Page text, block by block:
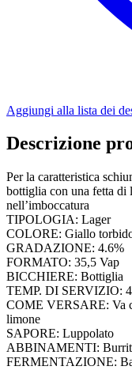
Aggiungi alla lista dei
Descrizione
Per la caratteristica
bottiglia con una fetta di
nell’imboccatura
TIPOLOGIA: Lager
COLORE: Giallo
GRADAZIONE: 4.6%
FORMATO: 35,5 Vap
BICCHIERE: Bottiglia
TEMP. DI SERVIZIO:
COME VERSARE: Va
limone
SAPORE: Luppolato
ABBINAMENTI:
FERMENTAZIONE: